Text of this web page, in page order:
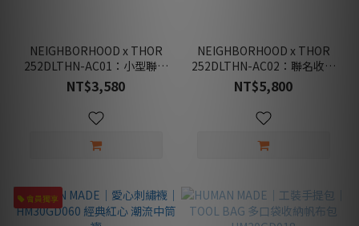
NEIGHBORHOOD x THOR
252DLTHN-AC01：小型聯名
收納箱，重塑機能美學質感座
標
NT$3,580
NEIGHBORHOOD x THOR
252DLTHN-AC02：聯名收納
箱，重塑硬派機能座標
NT$5,800
會員獨享